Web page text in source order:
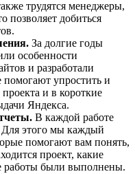
трудятся менеджеры,
позволяет добиться
За долгие годы
особенности
и разработали
помогают упростить и
и в короткие
Яндекса.
В каждой работе
Для этого мы каждый
помогают вам понять,
проект, какие
работы были выполнены.